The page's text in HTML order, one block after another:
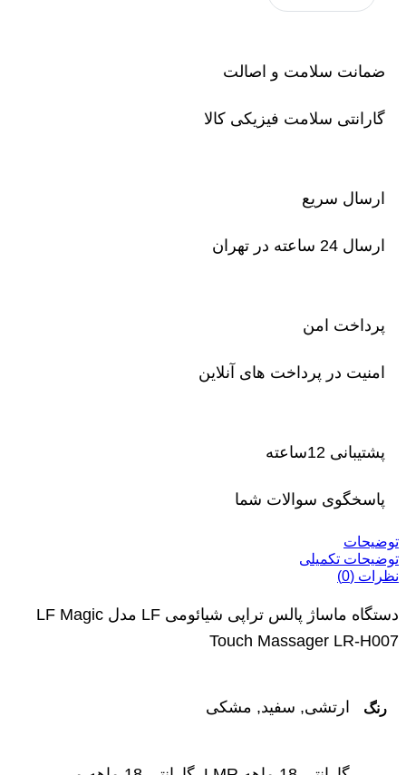
ضمانت سلامت و اصالت
گارانتی سلامت فیزیکی کالا
ارسال سریع
ارسال 24 ساعته در تهران
پرداخت امن
امنیت در پرداخت های آنلاین
پشتیبانی 12ساعته
پاسخگوی سوالات شما
توضیحات
توضیحات تکمیلی
نظرات (0)
دستگاه ماساژ پالس تراپی شیائومی LF مدل LF Magic
Touch Massager LR-H007
رنگ ارتشی, سفید, مشکی